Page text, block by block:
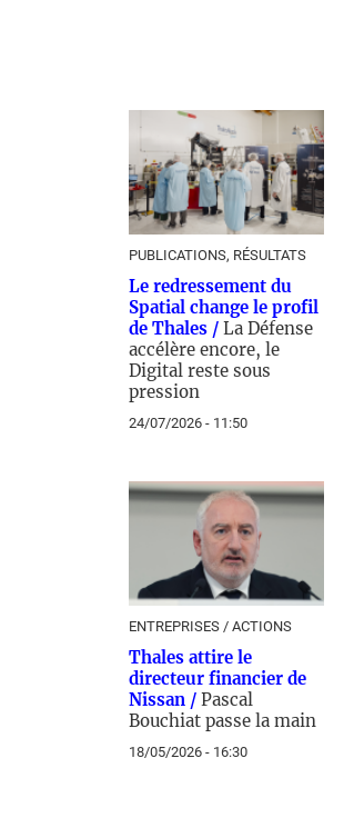
PUBLICATIONS, RÉSULTATS
Le redressement du
Spatial change le profil
de Thales / La Défense
accélère encore, le
Digital reste sous
pression
24/07/2026 - 11:50
ENTREPRISES / ACTIONS
Thales attire le
directeur financier de
Nissan / Pascal
Bouchiat passe la main
18/05/2026 - 16:30